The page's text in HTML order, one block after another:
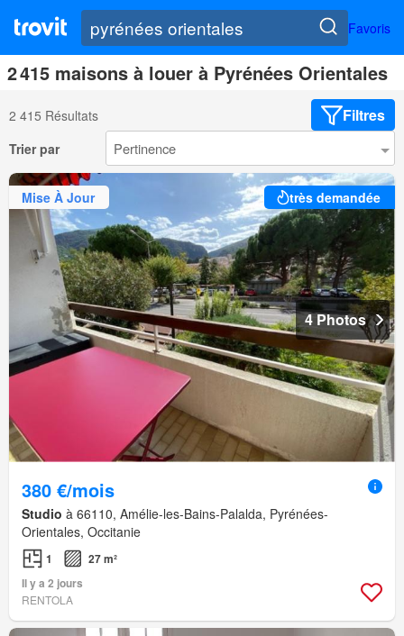
Favoris
2 415 maisons à louer à Pyrénées Orientales
2 415 Résultats Filtres
Trier par
Mise À Jour très demandée
4 Photos
380 €/mois
Studio à 66110, Amélie-les-Bains-Palalda, Pyrénées-
Orientales, Occitanie
1
27 m²
Il y a 2 jours
RENTOLA